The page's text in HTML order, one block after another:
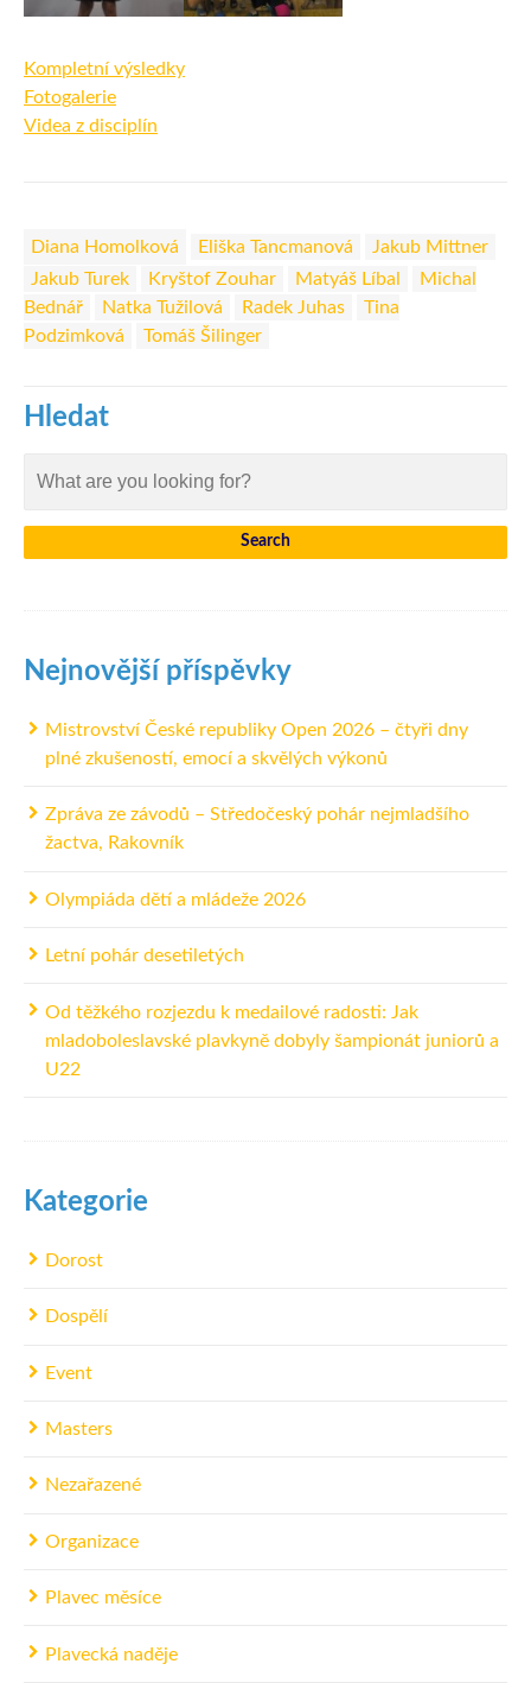
Kompletní výsledky
Fotogalerie
Videa z disciplín
Diana Homolková Eliška Tancmanová
Jakub Mittner
Jakub Turek
Kryštof Zouhar Matyáš Líbal
Michal
Bednář
Natka Tužilová Radek Juhas
Tina
Podzimková
Tomáš Šilinger
Hledat
Nejnovější příspěvky
Mistrovství České republiky Open 2026 – čtyři dny
plné zkušeností, emocí a skvělých výkonů
Zpráva ze závodů – Středočeský pohár nejmladšího
žactva, Rakovník
Olympiáda dětí a mládeže 2026
Letní pohár desetiletých
Od těžkého rozjezdu k medailové radosti: Jak
mladoboleslavské plavkyně dobyly šampionát juniorů a
U22
Kategorie
Dorost
Dospělí
Event
Masters
Nezařazené
Organizace
Plavec měsíce
Plavecká naděje